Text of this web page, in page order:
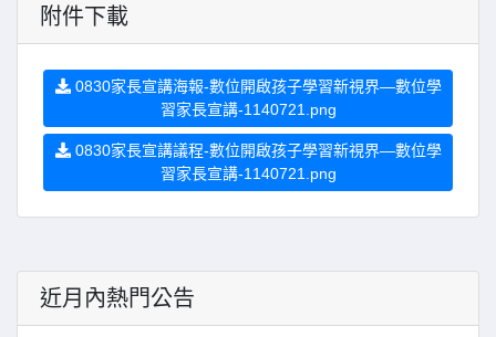
附件下載
0830家長宣講海報-數位開啟孩子學習新視界—數位學
習家長宣講-1140721.png
0830家長宣講議程-數位開啟孩子學習新視界—數位學
習家長宣講-1140721.png
近月內熱門公告